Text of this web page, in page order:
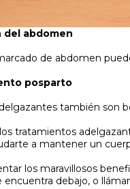
del abdomen
de abdomen
posparto
también son
tratamientos
a mantener un
los maravillosos
debajo, o